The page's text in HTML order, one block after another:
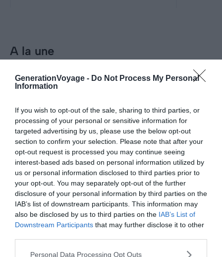
GenerationVoyage - Do Not Process My Personal
Information
If you wish to opt-out of the sale, sharing to third parties, or
processing of your personal or sensitive information for
targeted advertising by us, please use the below opt-out
section to confirm your selection. Please note that after your
opt-out request is processed you may continue seeing
interest-based ads based on personal information utilized by
us or personal information disclosed to third parties prior to
your opt-out. You may separately opt-out of the further
disclosure of your personal information by third parties on the
IAB’s list of downstream participants. This information may
also be disclosed by us to third parties on the IAB’s List of
Downstream Participants that may further disclose it to other
Personal Data Processing Opt Outs
A la une
Incontournables
incontournables à faire et voir
(Bulgarie)
Pour aller plus loin
Informations pratiques
Location de camping-car
La Bulgarie en Camping-Car : location, conseils,
aires, itinéraires
Le 2 mai 2025
Par Benjamin Allouch
Lieux